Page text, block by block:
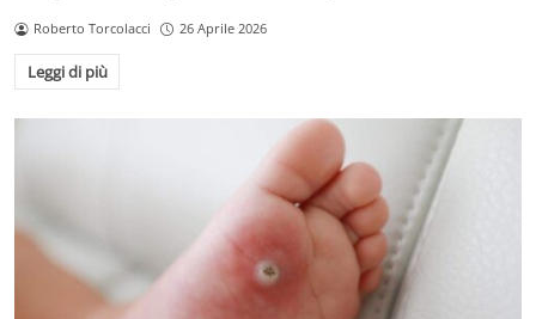
Roberto Torcolacci 26 Aprile 2026
Leggi di più